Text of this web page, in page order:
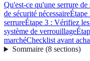
Qu'est-ce qu'une serrure de
de sécurité nécessaireÉtape
serrureÉtape 3 : Vérifiez
système de verrouillage
marchéChecklist avant
Sommaire(8 sections)